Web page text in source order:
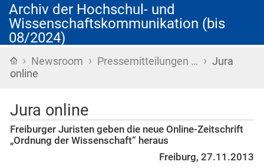
Archiv der Hochschul- und
Wissenschaftskommunikation (bis
08/2024)
Startseite
› Newsroom › Pressemitteilungen … › Jura
online
Jura online
Freiburger Juristen geben die neue Online-Zeitschrift
„Ordnung der Wissenschaft“ heraus
Freiburg, 27.11.2013